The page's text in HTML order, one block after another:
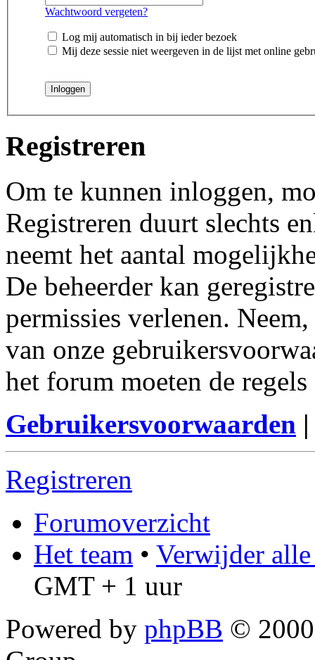
Wachtwoord vergeten?
Log mij automatisch in bij ieder bezoek
Mij deze sessie niet weergeven in de lijst met online
Registreren
Om te kunnen inloggen,
Registreren duurt slechts
neemt het aantal
De beheerder kan
permissies verlenen.
van onze
het forum moeten de
Gebruikersvoorwaarden
Registreren
Forumoverzicht
Het team • Verwijder
GMT + 1 uur
Powered by phpBB ©